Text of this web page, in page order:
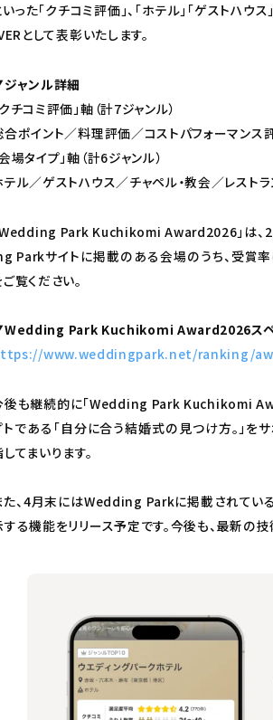
いった「クチコミ評価」、「ホテル」「ゲストハ
として表彰いたします。
ャンル詳細
クチコミ評価」軸（計7ジャンル）
合ポイント／料理評価／コストパフォーマン
会場タイプ」軸（計6ジャンル）
テル／ゲストハウス／チャペル・教会／レスト
Wedding Park Kuchikomi Award2026」は、
Parkサイトに掲載のある会場のうち、受賞
覧ください。
Park Kuchikomi Award2026スペ
www.weddingpark.net/ranking/
後も継続的に「Wedding Park Kuchikomi
トである「自分に合う結婚式の見つけ方。」を
てまいります。
た、4月末にはWedding Parkに掲載されてい
する機能をリリース予定です。今後も、最新の